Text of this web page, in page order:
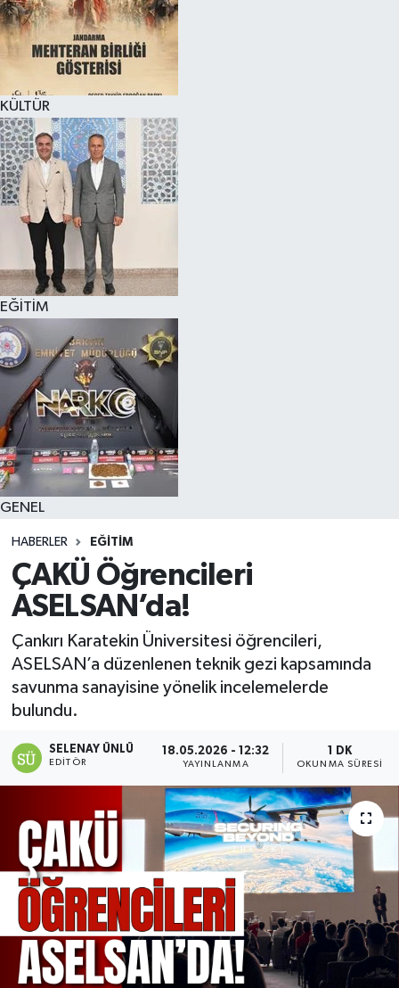
KÜLTÜR
EĞİTİM
GENEL
HABERLER EĞİTİM
ÇAKÜ Öğrencileri
ASELSAN’da!
Çankırı Karatekin Üniversitesi öğrencileri,
ASELSAN’a düzenlenen teknik gezi kapsamında
savunma sanayisine yönelik incelemelerde
bulundu.
SELENAY ÜNLÜ
EDITÖR
18.05.2026 - 12:32
YAYINLANMA
1 DK
OKUNMA SÜRESI
KÜLTÜR SANAT
MAGAZİN
SAĞLIK
SİYASET
SPOR
TEKNOLOJİ
VİZYONDAKİLER
YAŞAM